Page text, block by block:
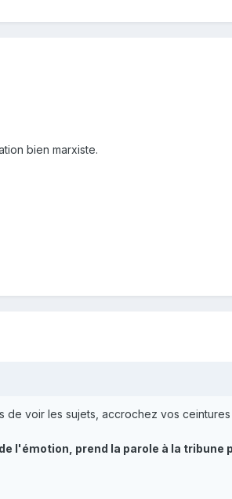
bien marxiste.
de voir les sujets, accrochez vos ceintures
l'émotion, prend la parole à la